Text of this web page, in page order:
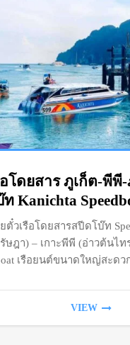
โดยสาร ภูเก็ต-พีพี-
Kanichta
ตั๋วเรือโดยสารสปีดโบ๊ท
ษฎา) – เกาะพีพี (อ่าวต้นไท
เรือยนต์ขนาดใหญ่สะดว
VIEW